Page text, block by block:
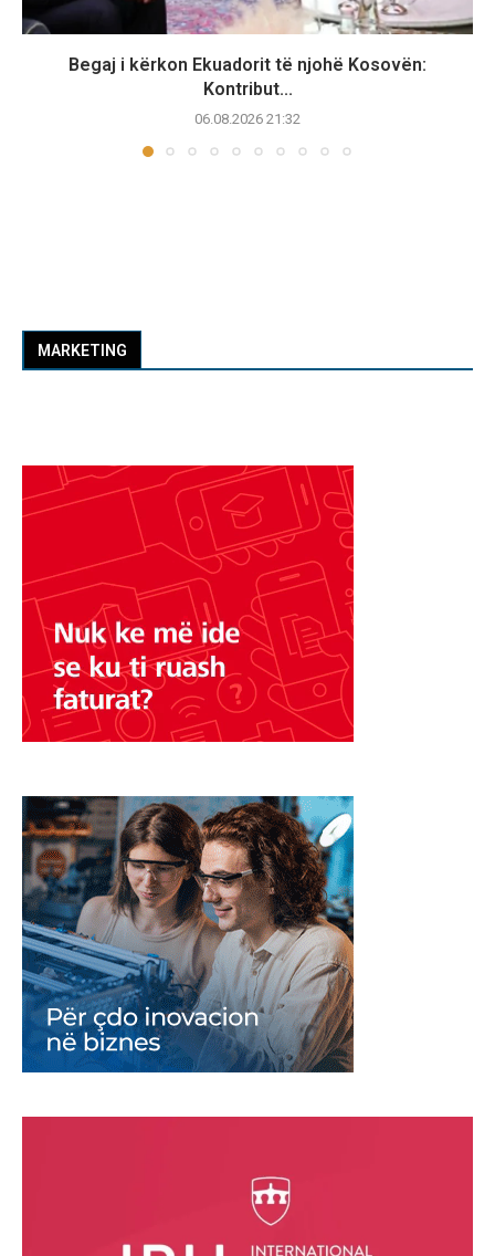
Begaj i kërkon Ekuadorit të njohë Kosovën:
Kontribut...
06.08.2026 21:32
MARKETING